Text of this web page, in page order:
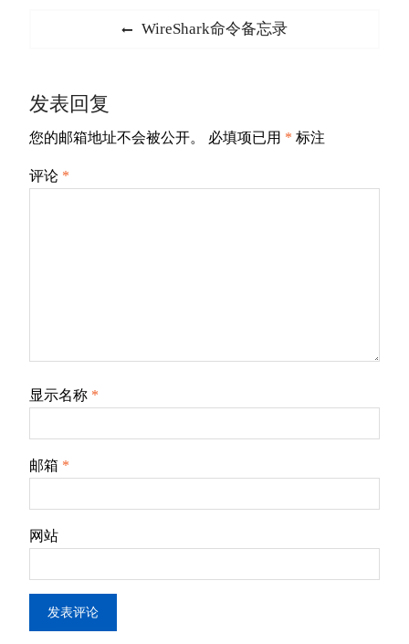
航
Previous
WireShark命令备忘录
发表回复
您的邮箱地址不会被公开。 必填项已用 * 标注
评论 *
显示名称 *
邮箱 *
网站